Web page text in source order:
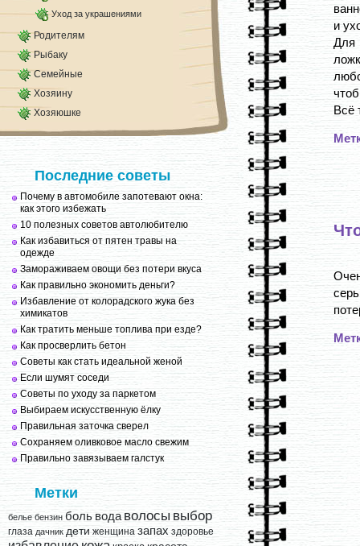
Уход за украшениями
Родителям
Рыбаку
Семейные
Хозяину
Хозяюшке
Последние советы
Почему в автомобиле запотевают окна:
как этого избежать
10 полезных советов автолюбителю
Как избавиться от пятен травы на
одежде
Замораживаем овощи без потери вкуса
Как правильно экономить деньги?
Избавление от колорадского жука без
химикатов
Как тратить меньше топлива при езде?
Как просверлить бетон
Советы как стать идеальной женой
Если шумят соседи
Советы по уходу за паркетом
Выбираем искусственную ёлку
Правильная заточка сверел
Сохраняем оливковое масло свежим
Правильно завязываем галстук
Метки
белье бензин боль вода волосы выбор
глаза дачник дети женщина запах здоровье
и
Для
Всё